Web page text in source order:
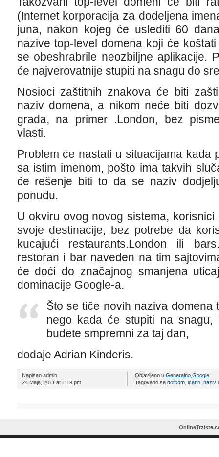
(Internet korporacija za dodeljena
juna, nakon kojeg će uslediti 60
nazive top-level domena koji će
se obeshrabrile neozbiljne aplikacije.
će najverovatnije stupiti na snagu do
Nosioci zaštitnih znakova će biti
naziv domena, a nikom neće biti
grada, na primer .London, bez
vlasti.
Problem će nastati u situacijama kada
sa istim imenom, pošto ima takvih
će rešenje biti to da se naziv
ponudu.
U okviru ovog novog sistema,
svoje destinacije, bez potrebe da
kucajući restaurants.London ili
restoran i bar naveden na tim
će doći do značajnog smanjena
dominacije Google-a.
Što se tiče novih naziva
nego kada će stupiti na
budete smpremni za taj dan,
dodaje Adrian Kinderis.
Napisao admin
24 Maja, 2011 at 1:19 pm
Objavljeno u Generalno, Google
Tagovano sa dotcom, icann, naziv